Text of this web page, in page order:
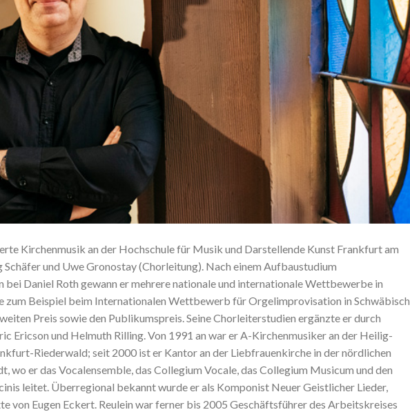
Kirchenmusik an der Hochschule für Musik und Darstellende Kunst Frankfurt am
und Uwe Gronostay (Chorleitung). Nach einem Aufbaustudium
Daniel Roth gewann er mehrere nationale und internationale Wettbewerbe in
zum Beispiel beim Internationalen Wettbewerb für Orgelimprovisation in Schwäbisch
Preis sowie den Publikumspreis. Seine Chorleiterstudien ergänzte er durch
Ericson und Helmuth Rilling. Von 1991 an war er A-Kirchenmusiker an der Heilig-
Riederwald; seit 2000 ist er Kantor an der Liebfrauenkirche in der nördlichen
wo er das Vocalensemble, das Collegium Vocale, das Collegium Musicum und den
leitet. Überregional bekannt wurde er als Komponist Neuer Geistlicher Lieder,
von Eugen Eckert. Reulein war ferner bis 2005 Geschäftsführer des Arbeitskreises